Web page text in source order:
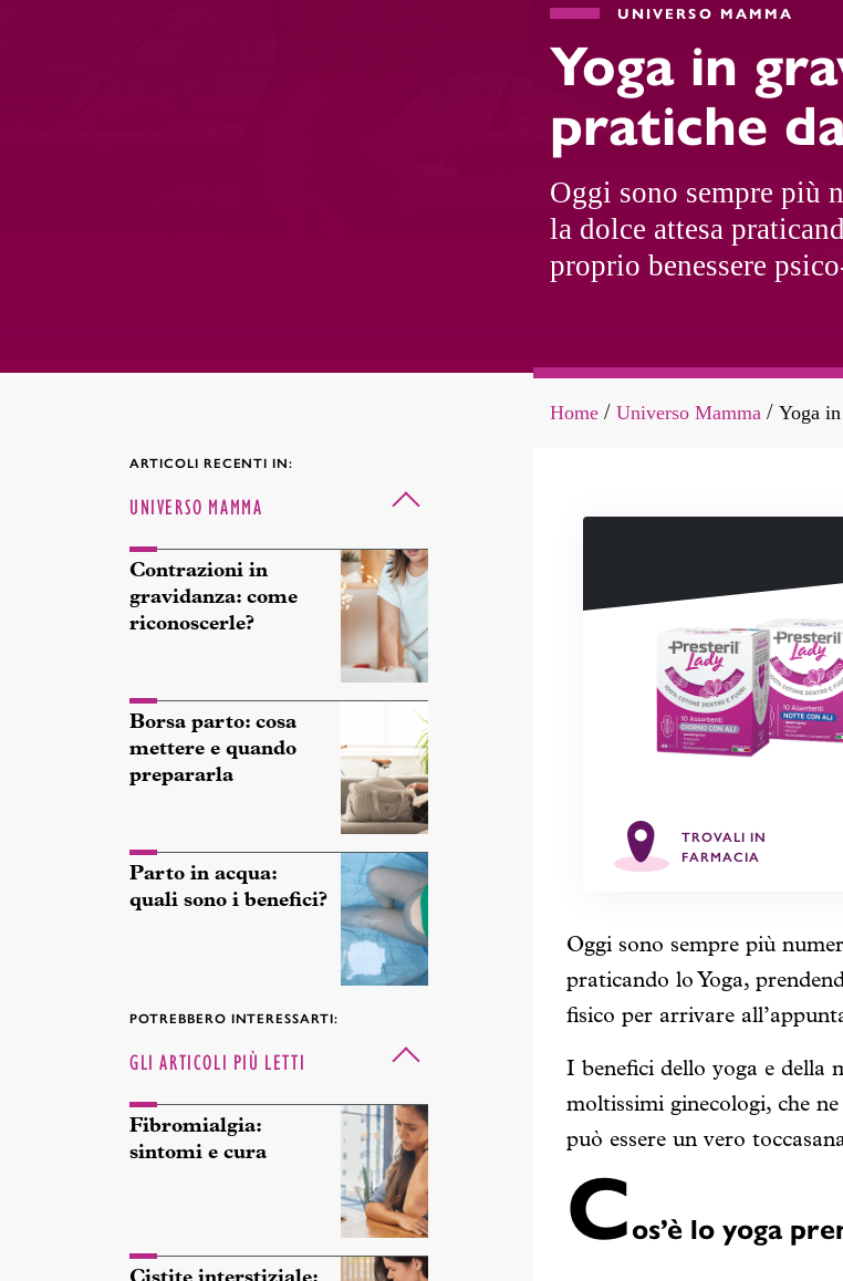
UNIVERSO MAMMA
Yoga in
pratiche
Oggi sono sempre più
la dolce attesa
proprio benessere
Home / Universo Mamma / Yoga
ARTICOLI RECENTI IN:
UNIVERSO MAMMA
Contrazioni in
gravidanza: come
riconoscerle?
Borsa parto: cosa
mettere e quando
prepararla
Parto in acqua:
quali sono i benefici?
POTREBBERO INTERESSARTI:
GLI ARTICOLI PIÙ LETTI
Fibromialgia:
sintomi e cura
TROVALI IN
FARMACIA
Oggi sono sempre più
praticando lo Yoga,
fisico per arrivare
I benefici dello yoga e della
moltissimi ginecologi, che
può essere un vero
Cos’è lo yoga